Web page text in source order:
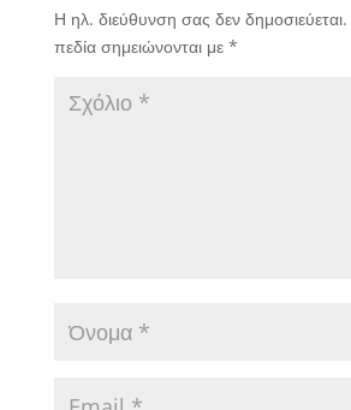
Η ηλ. διεύθυνση σας δεν δημοσιεύεται.
πεδία σημειώνονται με *